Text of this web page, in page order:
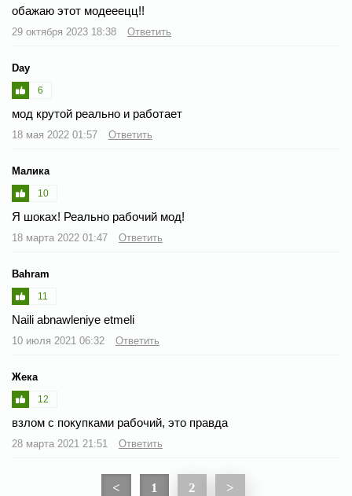
обажаю этот модееецц!!
29 октября 2023 18:38 Ответить
Day
6
мод крутой реально и работает
18 мая 2022 01:57 Ответить
Малика
10
Я шоках! Реально рабочий мод!
18 марта 2022 01:47 Ответить
Bahram
11
Naili abnawleniye etmeli
10 июля 2021 06:32 Ответить
Жека
12
взлом с покупками рабочий, это правда
28 марта 2021 21:51 Ответить
< 1 2 >